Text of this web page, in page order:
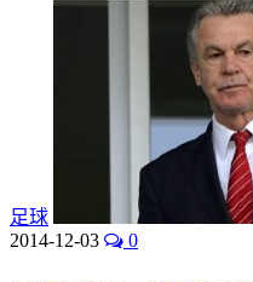
足球
2014-12-03
0